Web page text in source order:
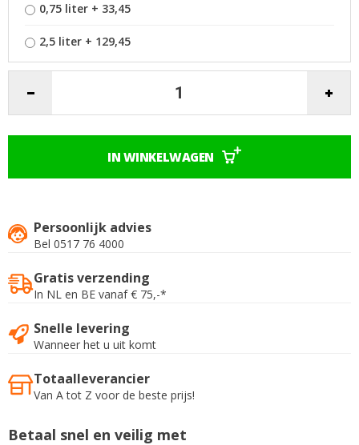
0,75 liter + 33,45
2,5 liter + 129,45
IN WINKELWAGEN
Persoonlijk advies
Bel 0517 76 4000
Gratis verzending
In NL en BE vanaf € 75,-*
Snelle levering
Wanneer het u uit komt
Totaalleverancier
Van A tot Z voor de beste prijs!
Betaal snel en veilig met